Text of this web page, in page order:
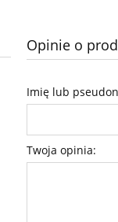
Opinie o
Imię lub
Twoja opinia: